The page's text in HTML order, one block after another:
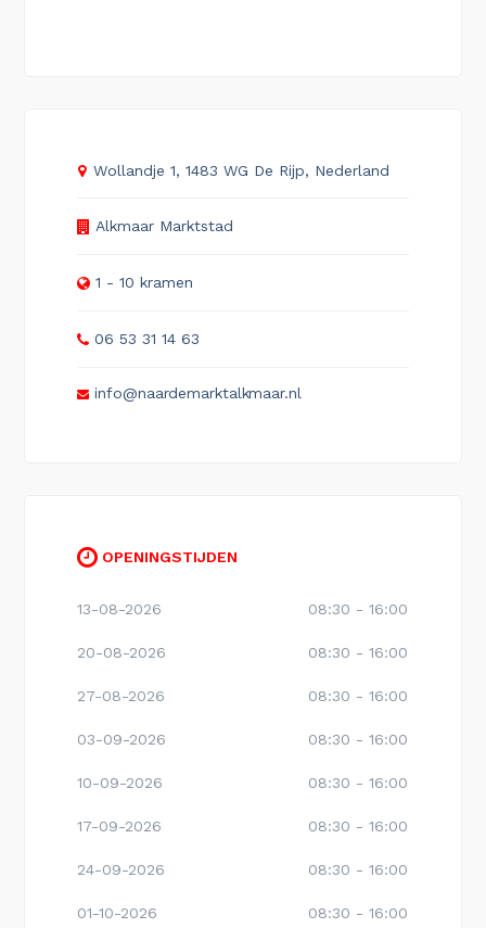
Wollandje 1, 1483 WG De Rijp, Nederland
Alkmaar Marktstad
1 - 10 kramen
06 53 31 14 63
info@naardemarktalkmaar.nl
OPENINGSTIJDEN
13-08-2026 08:30 - 16:00
20-08-2026 08:30 - 16:00
27-08-2026 08:30 - 16:00
03-09-2026 08:30 - 16:00
10-09-2026 08:30 - 16:00
17-09-2026 08:30 - 16:00
24-09-2026 08:30 - 16:00
01-10-2026 08:30 - 16:00